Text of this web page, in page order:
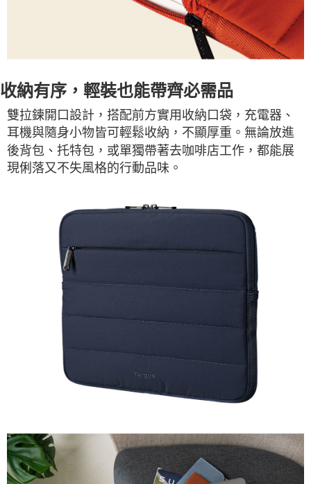
收納有序，輕裝也能帶齊必需品
雙拉鍊開口設計，搭配前方實用收納口袋，充電器、
耳機與隨身小物皆可輕鬆收納，不顯厚重。無論放進
後背包、托特包，或單獨帶著去咖啡店工作，都能展
現俐落又不失風格的行動品味。